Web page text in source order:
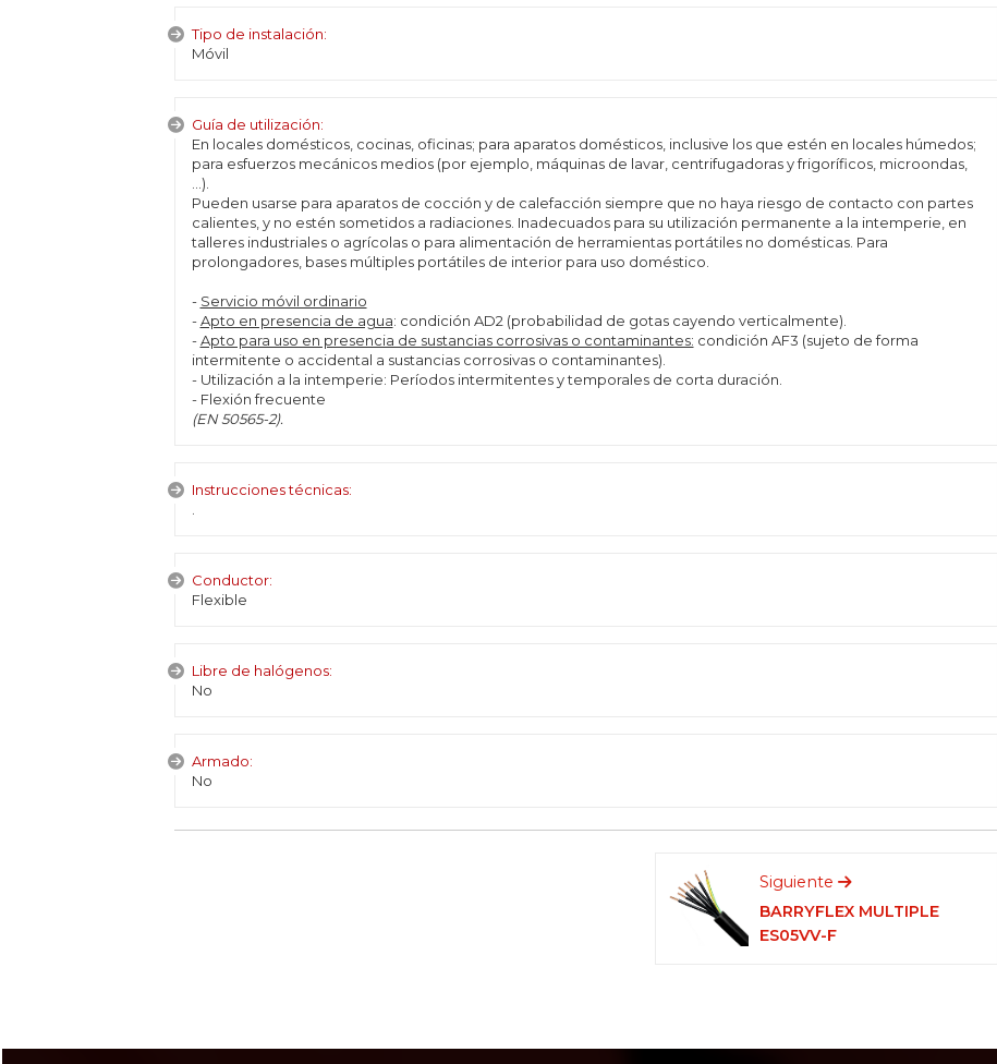
Tipo de instalación:
Móvil
Guía de utilización:
En locales domésticos, cocinas, oficinas; para aparatos domésticos, inclusive los que estén en locales húmedos;
para esfuerzos mecánicos medios (por ejemplo, máquinas de lavar, centrifugadoras y frigoríficos, microondas,
…).
Pueden usarse para aparatos de cocción y de calefacción siempre que no haya riesgo de contacto con partes
calientes, y no estén sometidos a radiaciones. Inadecuados para su utilización permanente a la intemperie, en
talleres industriales o agrícolas o para alimentación de herramientas portátiles no domésticas. Para
prolongadores, bases múltiples portátiles de interior para uso doméstico.
- Servicio móvil ordinario
-Apto en presencia de agua: condición AD2 (probabilidad de gotas cayendo verticalmente).
-Apto para uso en presencia de sustancias corrosivas o contaminantes: condición AF3 (sujeto de forma
intermitente o accidental a sustancias corrosivas o contaminantes).
- Utilización a la intemperie: Períodos intermitentes y temporales de corta duración.
- Flexión frecuente
(EN 50565-2).
Instrucciones técnicas:
Conductor:
Flexible
Libre de halógenos:
No
Armado:
No
Siguiente
BARRYFLEX MULTIPLE
ES05VV-F